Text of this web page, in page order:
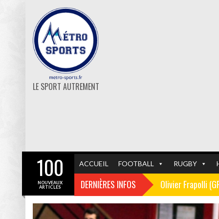
LE SPORT AUTREMENT
ACCUEIL FOOTBALL RUGBY
DERNIÈRES INFOS Olivier Frapolli
Christophe
100
NOUVEAUX
ARTICLES
GF38 FOOTBALL